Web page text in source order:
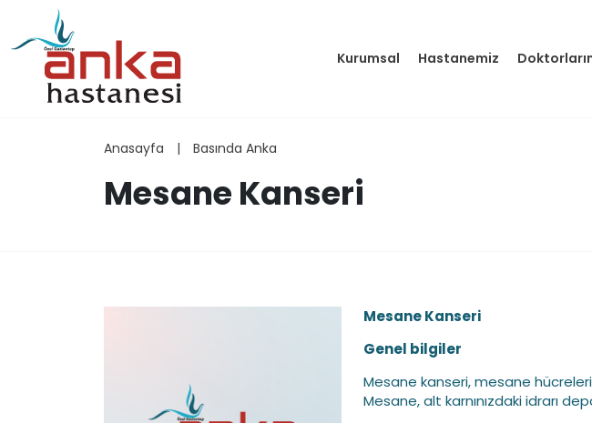
Kurumsal Hastanemiz
Anasayfa | Basında Anka
Mesane Kanseri
Mesane Kanseri
Genel bilgiler
Mesane kanseri, mesane
Mesane, alt karnınızdaki idrarı